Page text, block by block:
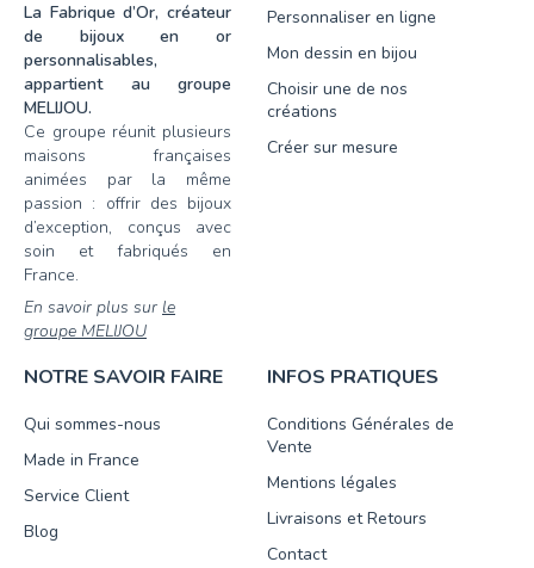
La Fabrique d’Or, créateur
de bijoux en or
personnalisables,
appartient au groupe
MELIJOU.
Ce groupe réunit plusieurs
maisons françaises
animées par la même
passion : offrir des bijoux
d’exception, conçus avec
soin et fabriqués en
France.
En savoir plus sur le
groupe MELIJOU
Personnaliser en ligne
Mon dessin en bijou
Choisir une de nos
créations
Créer sur mesure
NOTRE SAVOIR FAIRE
Qui sommes-nous
Made in France
Service Client
Blog
INFOS PRATIQUES
Conditions Générales de
Vente
Mentions légales
Livraisons et Retours
Contact